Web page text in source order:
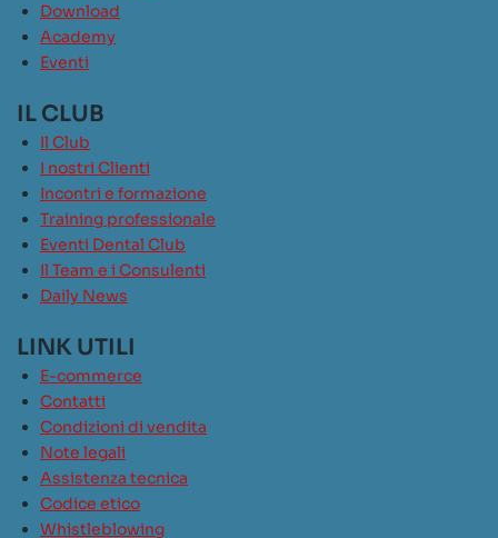
Download
Academy
Eventi
IL CLUB
Il Club
I nostri Clienti
Incontri e formazione
Training professionale
Eventi Dental Club
Il Team e i Consulenti
Daily News
LINK UTILI
E-commerce
Contatti
Condizioni di vendita
Note legali
Assistenza tecnica
Codice etico
Whistleblowing